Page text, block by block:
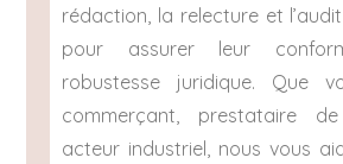
rédaction, la relecture et
pour assurer leur
robustesse juridique. Que
commerçant, prestataire
acteur industriel, nous vous